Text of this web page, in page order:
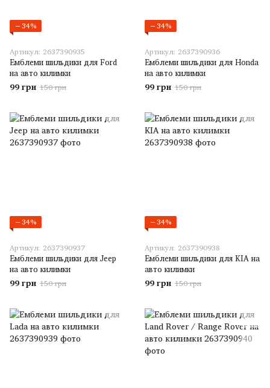
−34%
Артикул: 2637390935
Емблеми шильдики для Ford
на авто килимки
99 грн 150 грн
−34%
Артикул: 2637390936
Емблеми шильдики для Honda
на авто килимки
99 грн 150 грн
−34%
Артикул: 2637390937
Емблеми шильдики для Jeep
на авто килимки
99 грн 150 грн
−34%
Артикул: 2637390938
Емблеми шильдики для KIA на
авто килимки
99 грн 150 грн